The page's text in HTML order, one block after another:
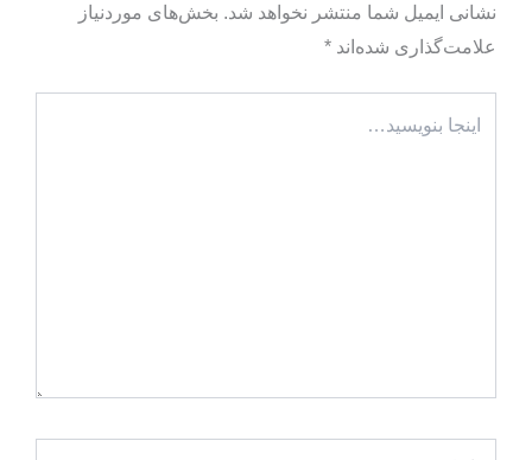
نشانی ایمیل شما منتشر نخواهد شد. بخش‌های موردنیاز
علامت‌گذاری شده‌اند *
بنویسید…